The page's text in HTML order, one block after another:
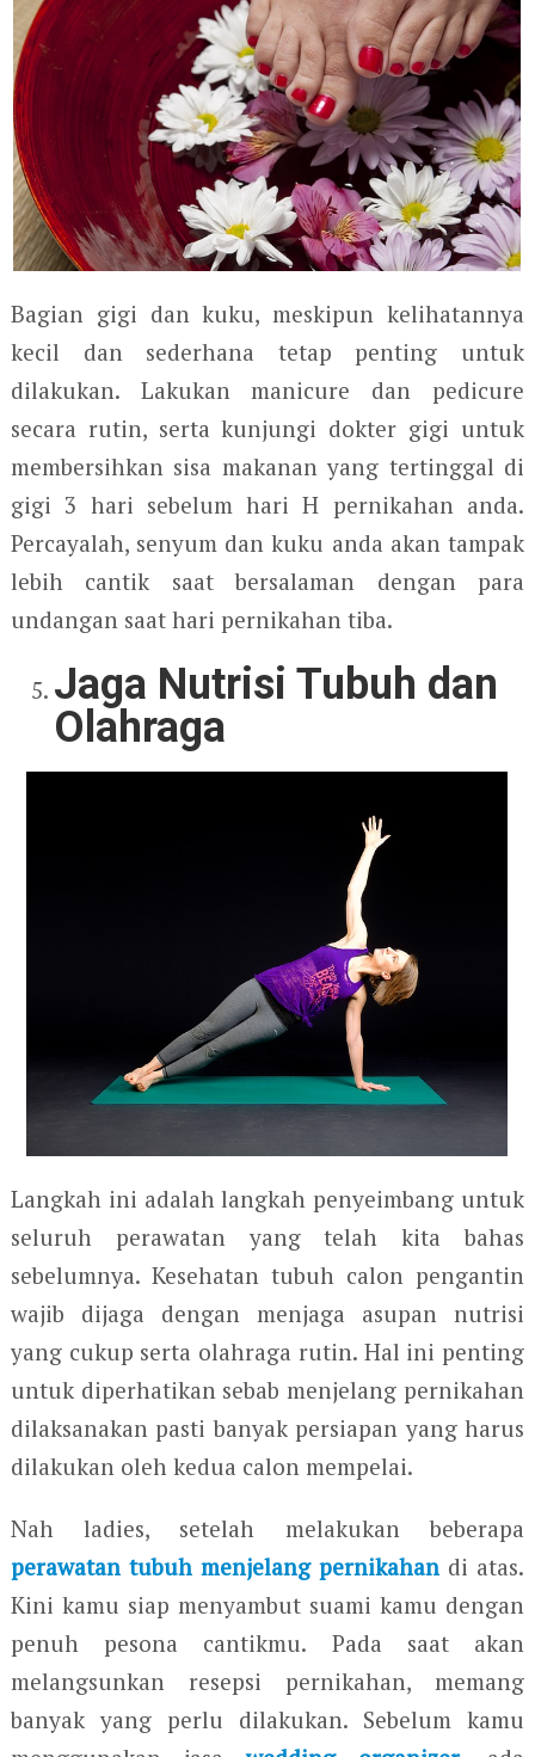
Bagian gigi dan kuku, meskipun kelihatannya
kecil dan sederhana tetap penting untuk
dilakukan. Lakukan manicure dan pedicure
secara rutin, serta kunjungi dokter gigi untuk
membersihkan sisa makanan yang tertinggal di
gigi 3 hari sebelum hari H pernikahan anda.
Percayalah, senyum dan kuku anda akan tampak
lebih cantik saat bersalaman dengan para
undangan saat hari pernikahan tiba.
Jaga Nutrisi Tubuh dan
Olahraga
Langkah ini adalah langkah penyeimbang untuk
seluruh perawatan yang telah kita bahas
sebelumnya. Kesehatan tubuh calon pengantin
wajib dijaga dengan menjaga asupan nutrisi
yang cukup serta olahraga rutin. Hal ini penting
untuk diperhatikan sebab menjelang pernikahan
dilaksanakan pasti banyak persiapan yang harus
dilakukan oleh kedua calon mempelai.
Nah ladies, setelah melakukan beberapa
perawatan tubuh menjelang pernikahan di atas.
Kini kamu siap menyambut suami kamu dengan
penuh pesona cantikmu. Pada saat akan
melangsunkan resepsi pernikahan, memang
banyak yang perlu dilakukan. Sebelum kamu